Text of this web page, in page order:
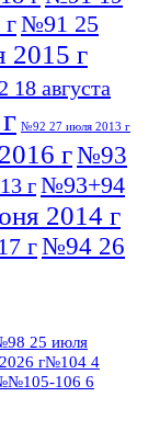
№91 25
г
августа
№92 27 июля 2013 г
г№93
г№93+94
2014 г
г№94 26
3 августа
августа
25 июля
г№104 4
106 6